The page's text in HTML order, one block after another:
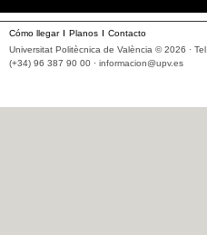
Cómo llegar Planos
Contacto
Universitat Politècnica de València © 2026 · Tel.
(+34) 96 387 90 00 · informacion@upv.es